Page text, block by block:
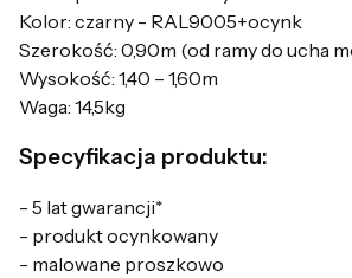
Kolor: czarny - RAL9005+ocynk
Szerokość: 0,90m (od ramy do ucha
Wysokość: 1,40 – 1,60m
Waga: 14,5kg
Specyfikacja produktu:
- 5 lat gwarancji*
- produkt ocynkowany
- malowane proszkowo